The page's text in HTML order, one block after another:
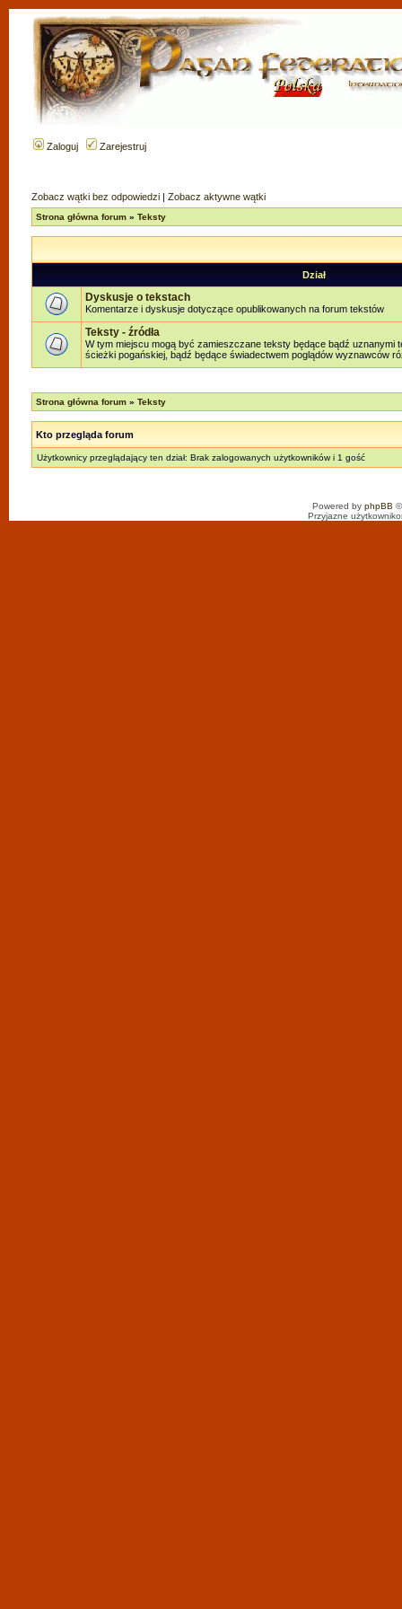
Zaloguj Zarejestruj
Zobacz wątki bez odpowiedzi | Zobacz aktywne wątki
Strona główna forum » Teksty
Dział
Dyskusje o tekstach
Komentarze i dyskusje dotyczące opublikowanych na forum tekstów
Teksty - źródła
W tym miejscu mogą być zamieszczane teksty będące bądź uznanymi
ścieżki pogańskiej, bądź będące świadectwem poglądów wyznawców
Strona główna forum » Teksty
Kto przegląda forum
Użytkownicy przeglądający ten dział: Brak zalogowanych użytkowników i 1 gość
Powered by phpBB
Przyjazne